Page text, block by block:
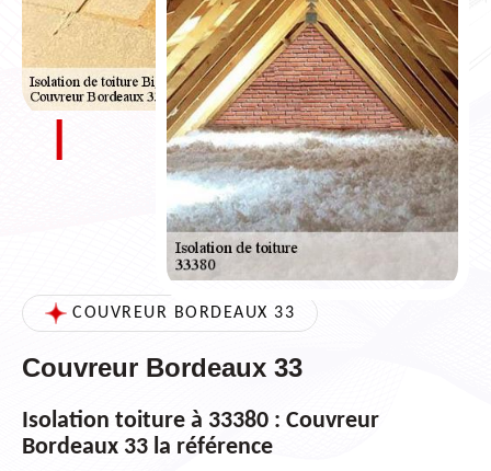
COUVREUR BORDEAUX 33
Couvreur Bordeaux 33
Isolation toiture à 33380 : Couvreur
Bordeaux 33 la référence